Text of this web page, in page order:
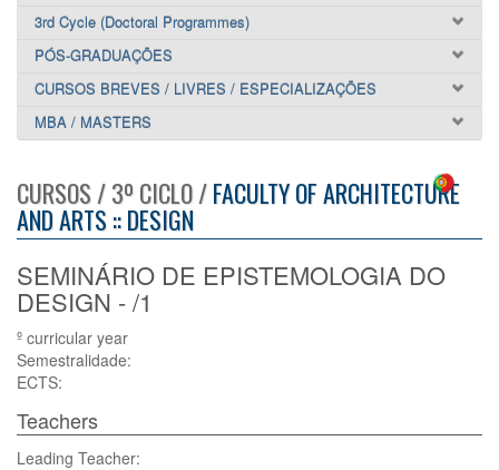
3rd Cycle (Doctoral Programmes)
PÓS-GRADUAÇÕES
CURSOS BREVES / LIVRES / ESPECIALIZAÇÕES
MBA / MASTERS
CURSOS / 3º CICLO /FACULTY OF ARCHITECTURE
AND ARTS :: DESIGN
SEMINÁRIO DE EPISTEMOLOGIA DO
DESIGN - /1
º curricular year
Semestralidade:
ECTS:
Teachers
Leading Teacher: